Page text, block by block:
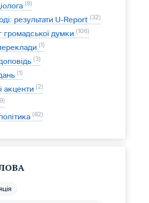
8
результати U-Report 32
громадської думки 106
1
3
1
акценти 2
82